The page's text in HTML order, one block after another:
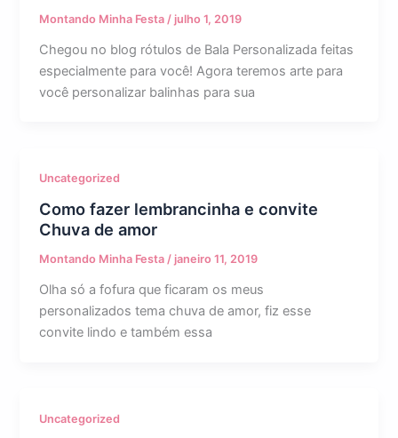
Montando Minha Festa / julho 1, 2019
Chegou no blog rótulos de Bala Personalizada feitas
especialmente para você! Agora teremos arte para
você personalizar balinhas para sua
Uncategorized
Como fazer lembrancinha e convite
Chuva de amor
Montando Minha Festa / janeiro 11, 2019
Olha só a fofura que ficaram os meus
personalizados tema chuva de amor, fiz esse
convite lindo e também essa
Uncategorized